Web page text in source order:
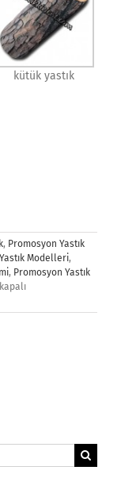
kütük yastık
, Promosyon Yastık
Modelleri,
, Promosyon Yastık